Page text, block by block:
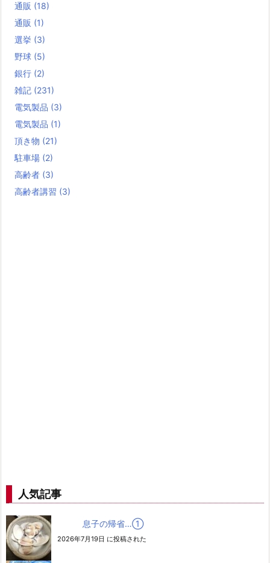
通販 (18)
通販 (1)
選挙 (3)
野球 (5)
銀行 (2)
雑記 (231)
電気製品 (3)
電気製品 (1)
頂き物 (21)
駐車場 (2)
高齢者 (3)
高齢者講習 (3)
人気記事
息子の帰省…➀
2026年7月19日 に投稿された